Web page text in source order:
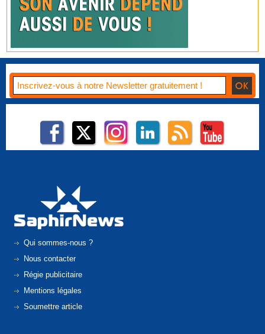
Qui sommes-nous ?
Nous contacter
Régie publicitaire
Mentions légales
Soumettre article